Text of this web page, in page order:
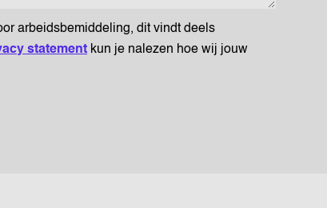
arbeidsbemiddeling, dit vindt deels
statement kun je nalezen hoe wij jouw